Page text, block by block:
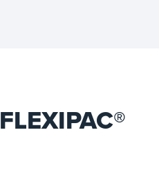
التعبئة الهيكلية منتجات FLEXIPAC®